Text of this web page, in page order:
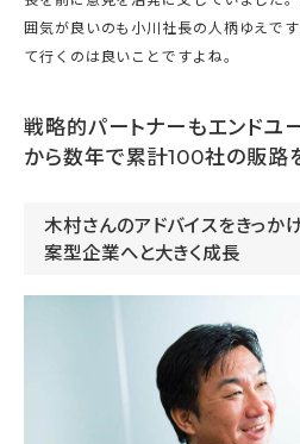
囲気が良いのも小川社長の人柄ゆえで
て行くのは良いことですよね。
戦略的パートナーもエンドユ
から数年で累計100社の販路
木村さんのアドバイスをきっ
案型企業へと大きく成長